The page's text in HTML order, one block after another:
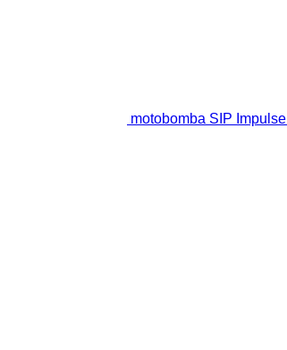
motobomba SIP